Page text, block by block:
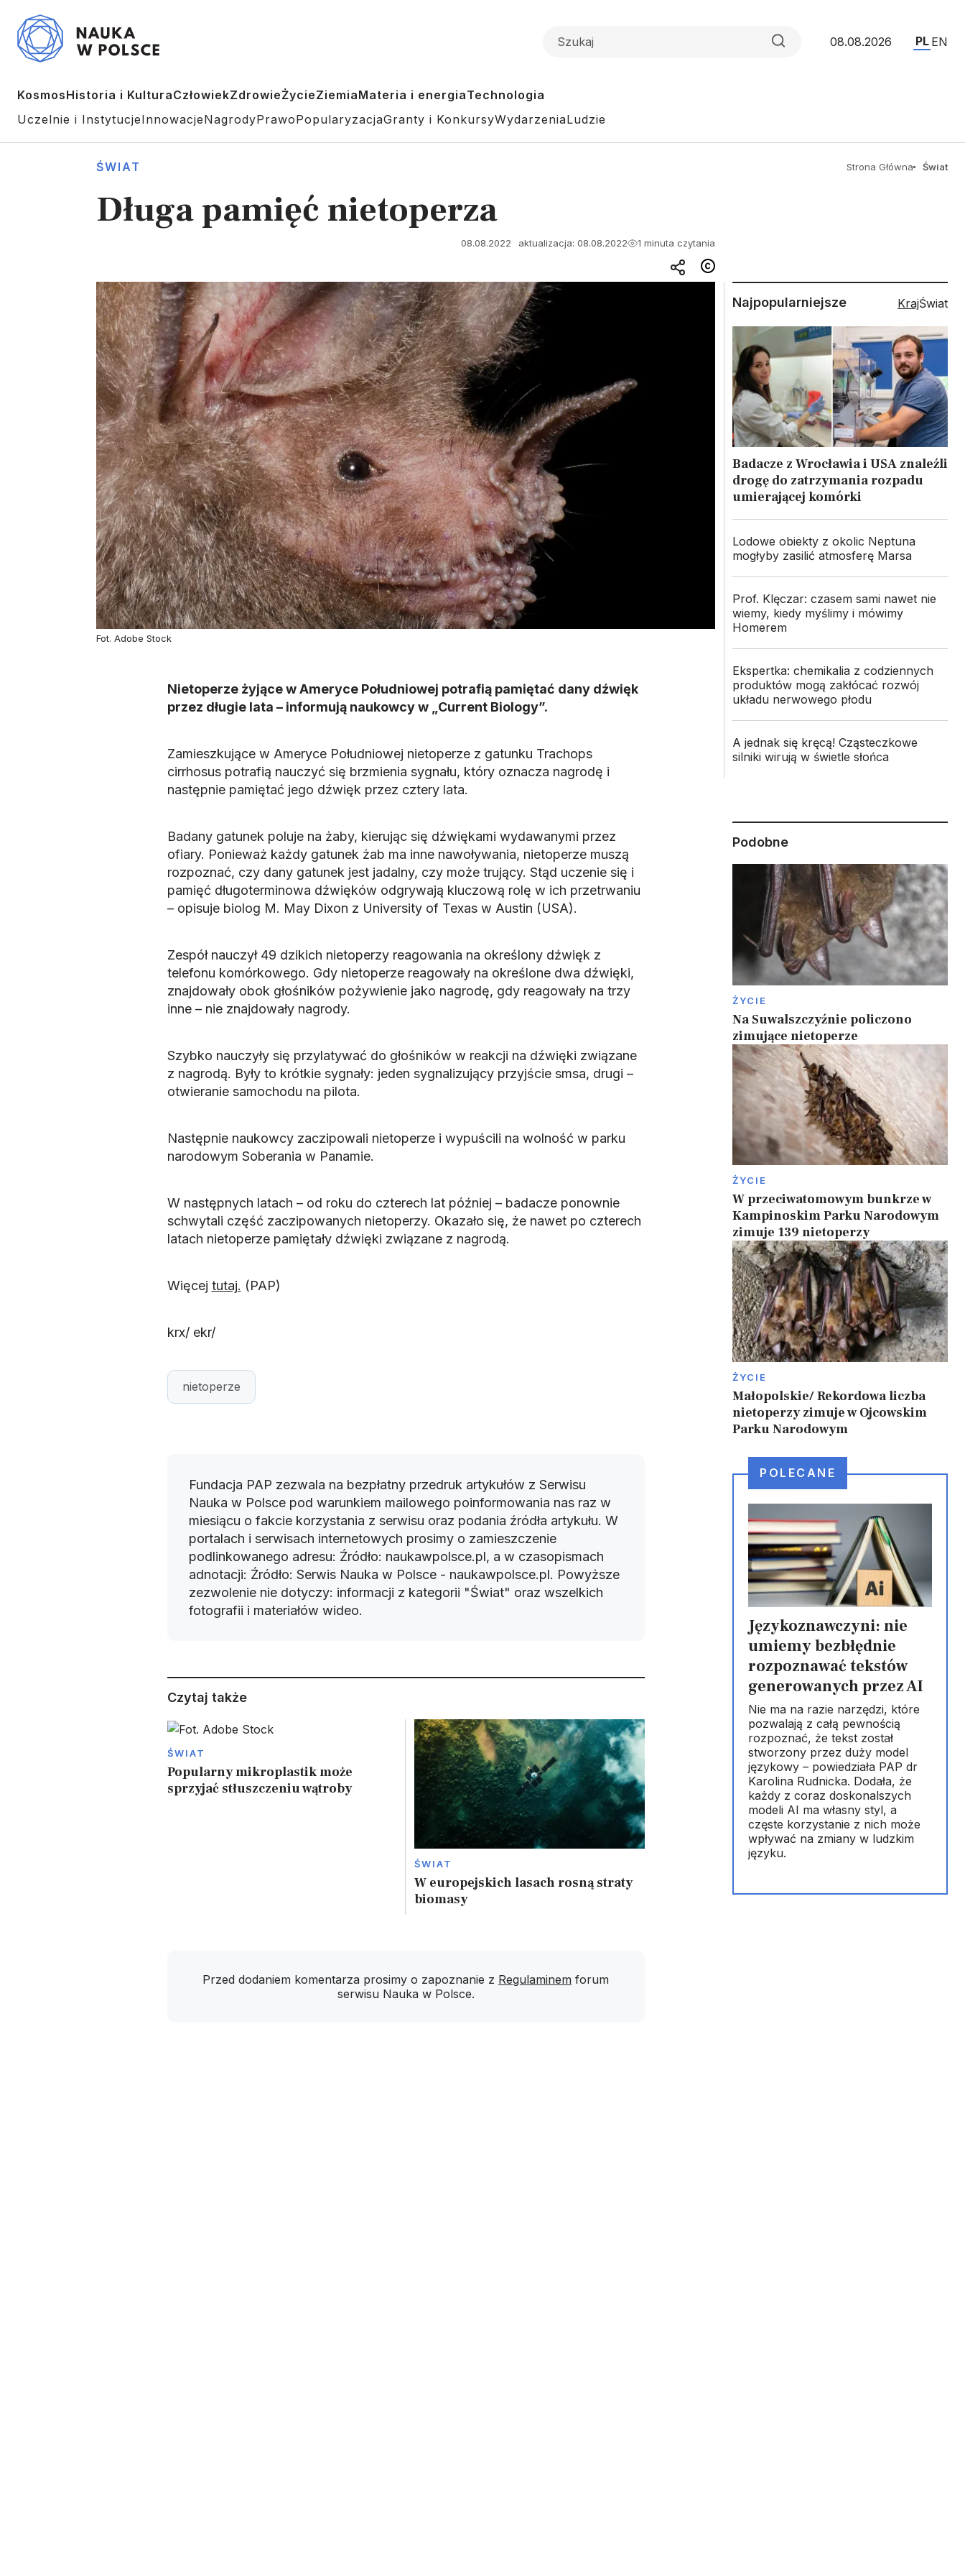
08.08.2026 PL EN
KosmosHistoria i KulturaCzłowiekZdrowieŻycieZiemiaMateria i energiaTechnologia
Uczelnie i InstytucjeInnowacjeNagrodyPrawoPopularyzacjaGranty i KonkursyWydarzeniaLudzie
ŚWIAT Strona Główna Świat
Długa pamięć nietoperza
08.08.2022 aktualizacja: 08.08.2022 1 minuta czytania
Fot. Adobe Stock
Nietoperze żyjące w Ameryce Południowej potrafią pamiętać dany dźwięk
przez długie lata – informują naukowcy w „Current Biology”.
Zamieszkujące w Ameryce Południowej nietoperze z gatunku Trachops
cirrhosus potrafią nauczyć się brzmienia sygnału, który oznacza nagrodę i
następnie pamiętać jego dźwięk przez cztery lata.
Badany gatunek poluje na żaby, kierując się dźwiękami wydawanymi przez
ofiary. Ponieważ każdy gatunek żab ma inne nawoływania, nietoperze muszą
rozpoznać, czy dany gatunek jest jadalny, czy może trujący. Stąd uczenie się i
pamięć długoterminowa dźwięków odgrywają kluczową rolę w ich przetrwaniu
– opisuje biolog M. May Dixon z University of Texas w Austin (USA).
Zespół nauczył 49 dzikich nietoperzy reagowania na określony dźwięk z
telefonu komórkowego. Gdy nietoperze reagowały na określone dwa dźwięki,
znajdowały obok głośników pożywienie jako nagrodę, gdy reagowały na trzy
inne – nie znajdowały nagrody.
Szybko nauczyły się przylatywać do głośników w reakcji na dźwięki związane
z nagrodą. Były to krótkie sygnały: jeden sygnalizujący przyjście smsa, drugi –
otwieranie samochodu na pilota.
Następnie naukowcy zaczipowali nietoperze i wypuścili na wolność w parku
narodowym Soberania w Panamie.
W następnych latach – od roku do czterech lat później – badacze ponownie
schwytali część zaczipowanych nietoperzy. Okazało się, że nawet po czterech
latach nietoperze pamiętały dźwięki związane z nagrodą.
Więcej tutaj. (PAP)
krx/ ekr/
nietoperze
Fundacja PAP zezwala na bezpłatny przedruk artykułów z Serwisu
Nauka w Polsce pod warunkiem mailowego poinformowania nas raz w
miesiącu o fakcie korzystania z serwisu oraz podania źródła artykułu. W
portalach i serwisach internetowych prosimy o zamieszczenie
podlinkowanego adresu: Źródło: naukawpolsce.pl, a w czasopismach
adnotacji: Źródło: Serwis Nauka w Polsce - naukawpolsce.pl. Powyższe
zezwolenie nie dotyczy: informacji z kategorii "Świat" oraz wszelkich
fotografii i materiałów wideo.
Czytaj także
ŚWIAT
Popularny mikroplastik może
sprzyjać stłuszczeniu wątroby
ŚWIAT
W europejskich lasach rosną straty
biomasy
Przed dodaniem komentarza prosimy o zapoznanie z Regulaminem forum
serwisu Nauka w Polsce.
Najpopularniejsze KrajŚwiat
Badacze z Wrocławia i USA znaleźli
drogę do zatrzymania rozpadu
umierającej komórki
Lodowe obiekty z okolic Neptuna
mogłyby zasilić atmosferę Marsa
Prof. Klęczar: czasem sami nawet nie
wiemy, kiedy myślimy i mówimy
Homerem
Ekspertka: chemikalia z codziennych
produktów mogą zakłócać rozwój
układu nerwowego płodu
A jednak się kręcą! Cząsteczkowe
silniki wirują w świetle słońca
Podobne
ŻYCIE
Na Suwalszczyźnie policzono
zimujące nietoperze
ŻYCIE
W przeciwatomowym bunkrze w
Kampinoskim Parku Narodowym
zimuje 139 nietoperzy
ŻYCIE
Małopolskie/ Rekordowa liczba
nietoperzy zimuje w Ojcowskim
Parku Narodowym
POLECANE
Językoznawczyni: nie
umiemy bezbłędnie
rozpoznawać tekstów
generowanych przez AI
Nie ma na razie narzędzi, które
pozwalają z całą pewnością
rozpoznać, że tekst został
stworzony przez duży model
językowy – powiedziała PAP dr
Karolina Rudnicka. Dodała, że
każdy z coraz doskonalszych
modeli AI ma własny styl, a
częste korzystanie z nich może
wpływać na zmiany w ludzkim
języku.